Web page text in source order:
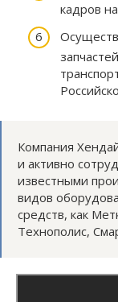
кадров
Компания
и активно
известными
видов
средств, как
Технополис,